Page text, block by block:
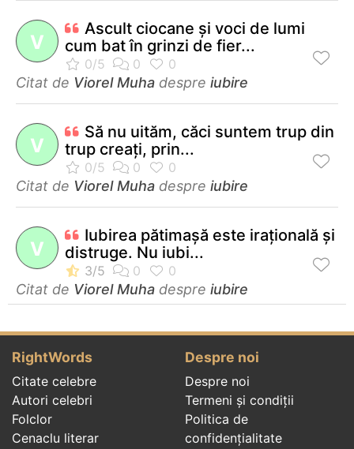
V
Ascult ciocane şi voci de lumi
cum bat în grinzi de fier...
Citat de Viorel Muha despre iubire
V
Să nu uităm, căci suntem trup din
trup creaţi, prin...
Citat de Viorel Muha despre iubire
V
Iubirea pătimaşă este iraţională şi
distruge. Nu iubi...
Citat de Viorel Muha despre iubire
RightWords
Citate celebre
Autori celebri
Folclor
Cenaclu literar
Despre noi
Despre noi
Termeni și condiții
Politica de
confidenţialitate